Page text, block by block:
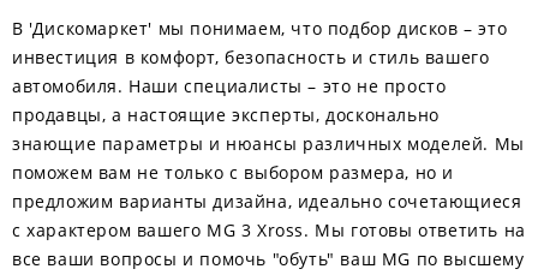
В 'Дискомаркет' мы понимаем, что подбор дисков – это
инвестиция в комфорт, безопасность и стиль вашего
автомобиля. Наши специалисты – это не просто
продавцы, а настоящие эксперты, досконально
знающие параметры и нюансы различных моделей. Мы
поможем вам не только с выбором размера, но и
предложим варианты дизайна, идеально сочетающиеся
с характером вашего MG 3 Xross. Мы готовы ответить на
все ваши вопросы и помочь "обуть" ваш MG по высшему